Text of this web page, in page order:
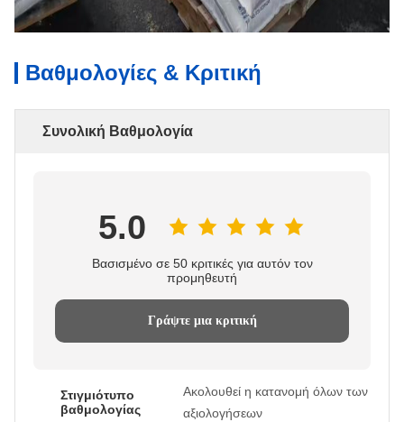
Βαθμολογίες & Κριτική
Συνολική Βαθμολογία
5.0
Βασισμένο σε 50 κριτικές για αυτόν τον
προμηθευτή
Γράψτε μια κριτική
Στιγμιότυπο
βαθμολογίας
Ακολουθεί η κατανομή όλων των
αξιολογήσεων